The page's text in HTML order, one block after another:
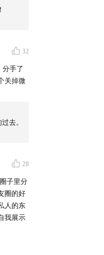
和
32
手了
关掉微
去。
28
子里分
圈的好
人的东
我展示